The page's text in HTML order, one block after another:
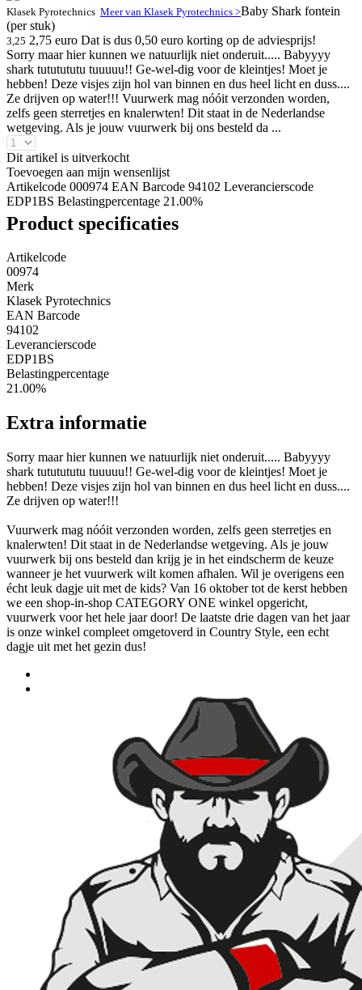
Klasek Pyrotechnics Meer van Klasek Pyrotechnics >Baby Shark fontein
(per stuk)
3,25 2,75 euro Dat is dus 0,50 euro korting op de adviesprijs!
Sorry maar hier kunnen we natuurlijk niet onderuit..... Babyyyy
shark tututututu tuuuuu!! Ge-wel-dig voor de kleintjes! Moet je
hebben! Deze visjes zijn hol van binnen en dus heel licht en duss....
Ze drijven op water!!! Vuurwerk mag nóóit verzonden worden,
zelfs geen sterretjes en knalerwten! Dit staat in de Nederlandse
wetgeving. Als je jouw vuurwerk bij ons besteld da ...
Dit artikel is uitverkocht
Toevoegen aan mijn wensenlijst
Artikelcode 000974 EAN Barcode 94102 Leverancierscode
EDP1BS Belastingpercentage 21.00%
Product specificaties
Artikelcode
00974
Merk
Klasek Pyrotechnics
EAN Barcode
94102
Leverancierscode
EDP1BS
Belastingpercentage
21.00%
Extra informatie
Sorry maar hier kunnen we natuurlijk niet onderuit..... Babyyyy
shark tututututu tuuuuu!! Ge-wel-dig voor de kleintjes! Moet je
hebben! Deze visjes zijn hol van binnen en dus heel licht en duss....
Ze drijven op water!!!
Vuurwerk mag nóóit verzonden worden, zelfs geen sterretjes en
knalerwten! Dit staat in de Nederlandse wetgeving. Als je jouw
vuurwerk bij ons besteld dan krijg je in het eindscherm de keuze
wanneer je het vuurwerk wilt komen afhalen. Wil je overigens een
écht leuk dagje uit met de kids? Van 16 oktober tot de kerst hebben
we een shop-in-shop CATEGORY ONE winkel opgericht,
vuurwerk voor het hele jaar door! De laatste drie dagen van het jaar
is onze winkel compleet omgetoverd in Country Style, een echt
dagje uit met het gezin dus!